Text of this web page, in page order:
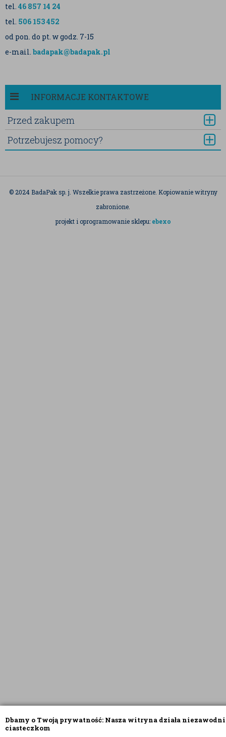
Dbamy o Twoją prywatność: Nasza witryna działa
ciasteczkom
tel. 46 857 14 24
tel. 506 153 452
od pon. do pt. w godz. 7-15
e-mail. badapak@badapak.pl
INFORMACJE KONTAKTOWE
Przed zakupem
Potrzebujesz pomocy?
© 2024 BadaPak sp. j. Wszelkie prawa zastrzeżone. Kopiowanie witryny
zabronione.
projekt i oprogramowanie sklepu: ebexo